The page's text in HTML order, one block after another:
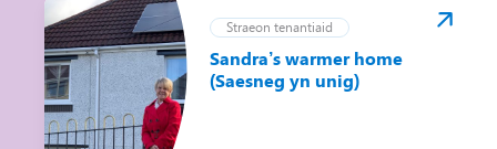
Straeon tenantiaid
Sandra’s warmer home
(Saesneg yn unig)